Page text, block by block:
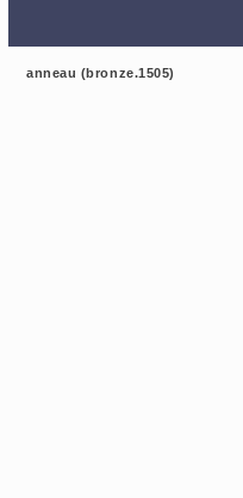
anneau (bronze.1505)